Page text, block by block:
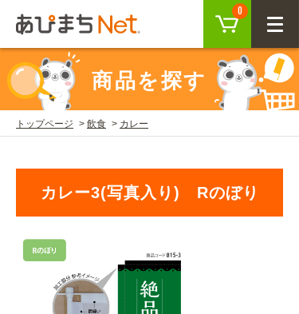
0
CLOSE
ログイン
会員登録
商品を探す
SEARCH
KEYWORD
ご利用ガイド
USER GUIDE
商品を探す
トップページ 飲食 カレー
カレー3(写真入り) Rのぼり